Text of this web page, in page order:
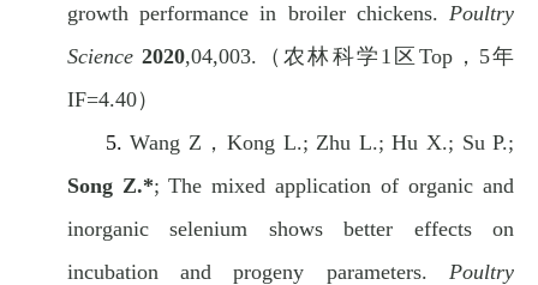
growth performance in broiler chickens.Poultry
Science 2020,04,003. （农林科学 1 区 Top， 5年
IF=4.40）
5.Wang Z ， Kong L.; Zhu L.; Hu X.; Su P.;
Song Z.*; The mixed application of organic and
inorganic selenium shows better effects on
incubation and progeny parameters.Poultry